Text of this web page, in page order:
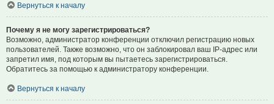
Вернуться к началу
Почему я не могу зарегистрироваться?
Возможно, администратор конференции отключил регистрацию новых
пользователей. Также возможно, что он заблокировал ваш IP-адрес или
запретил имя, под которым вы пытаетесь зарегистрироваться.
Обратитесь за помощью к администратору конференции.
Вернуться к началу